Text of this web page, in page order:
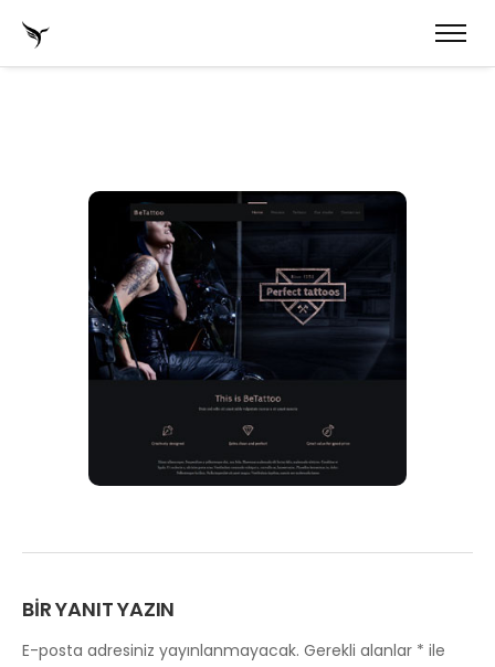
BIR YANIT YAZIN
E-posta adresiniz yayınlanmayacak. Gerekli alanlar * ile